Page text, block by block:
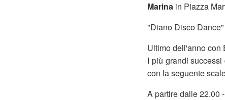
Marina in Piazza
"Diano Disco Dance"
Ultimo dell'anno con
I più grandi
con la seguente
A partire dalle 22.00